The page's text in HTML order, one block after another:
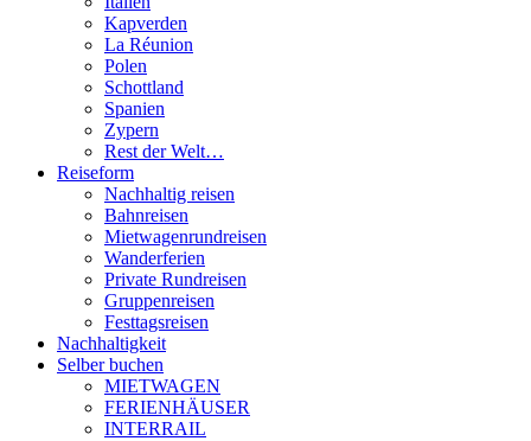
Kapverden
La Réunion
Polen
Schottland
Spanien
Zypern
Rest der Welt…
Reiseform
Nachhaltig reisen
Bahnreisen
Mietwagenrundreisen
Wanderferien
Private Rundreisen
Gruppenreisen
Festtagsreisen
Nachhaltigkeit
Selber buchen
MIETWAGEN
FERIENHÄUSER
INTERRAIL